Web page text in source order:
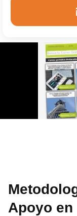
Apoyo